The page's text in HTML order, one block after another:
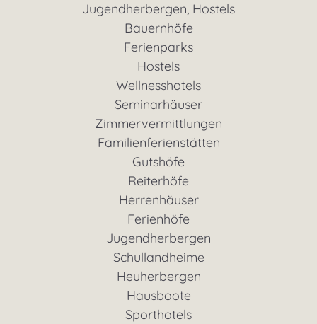
Jugendherbergen, Hostels
Bauernhöfe
Ferienparks
Hostels
Wellnesshotels
Seminarhäuser
Zimmervermittlungen
Familienferienstätten
Gutshöfe
Reiterhöfe
Herrenhäuser
Ferienhöfe
Jugendherbergen
Schullandheime
Heuherbergen
Hausboote
Sporthotels